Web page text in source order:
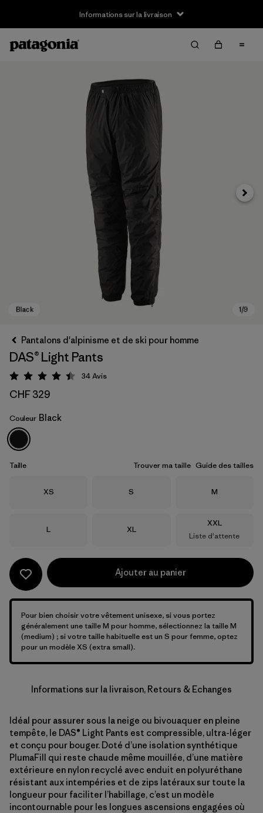
Informations sur la livraison
Black
Pantalons d'alpinisme et de ski pour homme
DAS® Light Pants
Évaluation: 4.4 / 5
34Avis
CHF 329
Couleur Black
Taille Trouver ma taille Guide des tailles
Taille
XS Taille
S Taille
M
Taille
L Taille
XL
Taille
XXL
Liste d'attente
Ajouter au panier
Pour bien choisir votre vêtement unisexe, si vous portez
généralement une taille M pour homme, sélectionnez la taille M
(medium) ; si votre taille habituelle est un S pour femme, optez
pour un modèle XS (extra small).
Informations sur la livraison, Retours & Echanges
Idéal pour assurer sous la neige ou bivouaquer en pleine
tempête, le DAS® Light Pants est compressible, ultra-léger
et conçu pour bouger. Doté d’une isolation synthétique
PlumaFill qui reste chaude même mouillée, d’une matière
extérieure en nylon recyclé avec enduit en polyuréthane
résistant aux intempéries et de zips latéraux sur toute la
longueur pour faciliter l’habillage, c’est un modèle
incontournable pour les longues ascensions engagées où